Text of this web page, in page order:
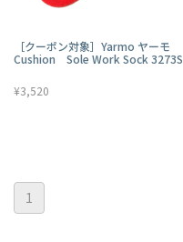
［クーポン対象］Yarmo ヤーモ
Cushion Sole Work Sock 3273S
¥3,520
1